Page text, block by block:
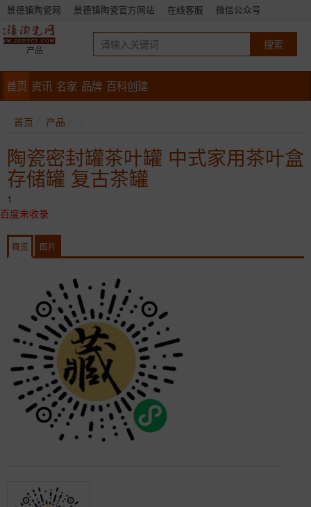
景德镇陶瓷网 景德镇陶瓷官方网站 在线客服 微信公众号
产品
首页 资讯 名家 品牌 百科创建
首页 产品
陶瓷密封罐茶叶罐 中式家用茶叶盒
存储罐 复古茶罐
1
百度未收录
概览 图片